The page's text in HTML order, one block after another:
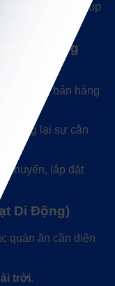
quay trợ lực, giúp
(Dù Đúng
thương bán hàng
mang lại sự cân
chuyển, lắp đặt
Di Động)
quán ăn cần diện
trời.